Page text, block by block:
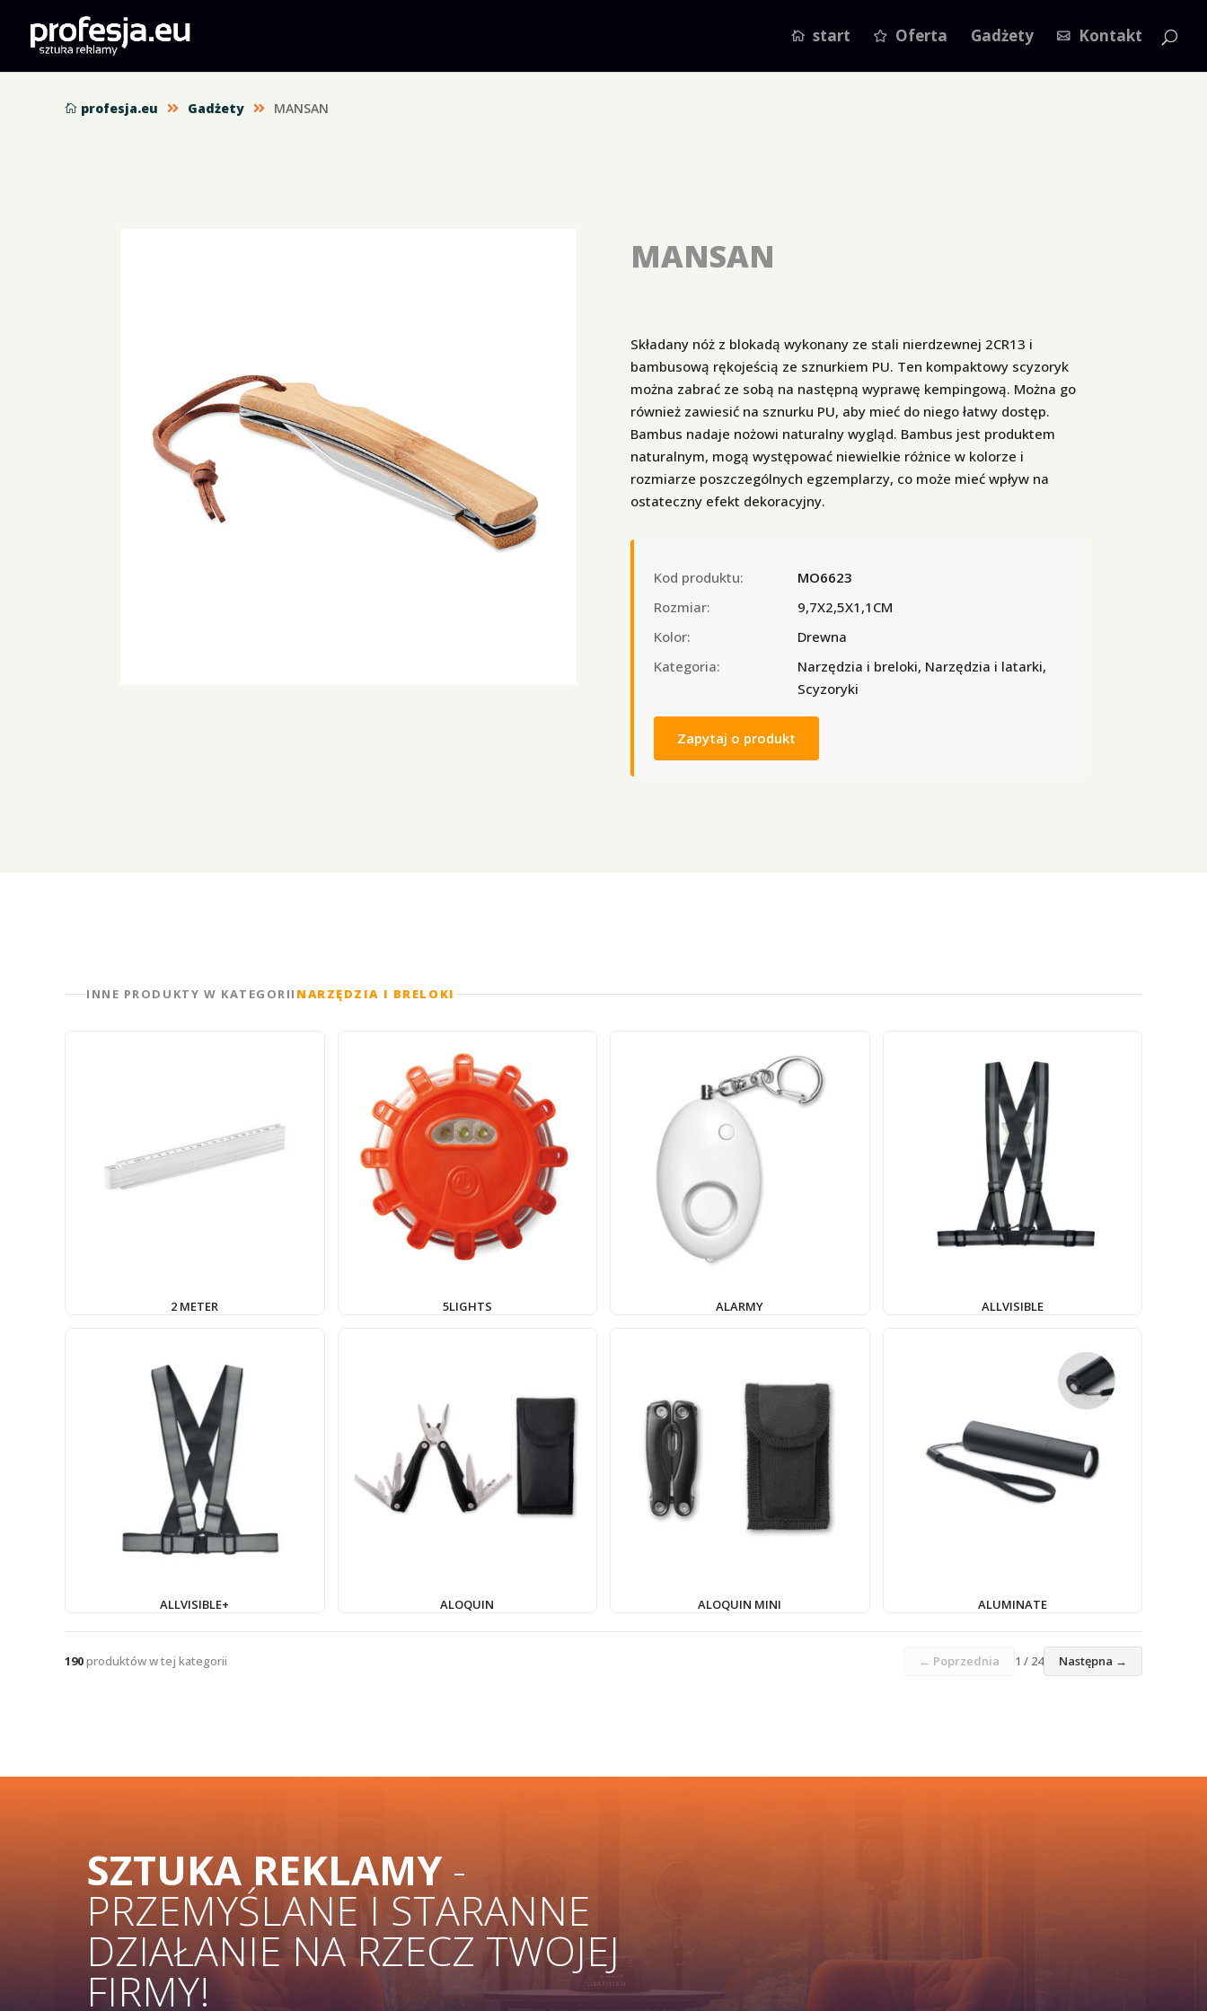
start Oferta Gadżety Kontakt
 profesja.eu  Gadżety  MANSAN
MANSAN
Składany nóż z blokadą wykonany ze stali nierdzewnej 2CR13 i
bambusową rękojeścią ze sznurkiem PU. Ten kompaktowy scyzoryk
można zabrać ze sobą na następną wyprawę kempingową. Można go
również zawiesić na sznurku PU, aby mieć do niego łatwy dostęp.
Bambus nadaje nożowi naturalny wygląd. Bambus jest produktem
naturalnym, mogą występować niewielkie różnice w kolorze i
rozmiarze poszczególnych egzemplarzy, co może mieć wpływ na
ostateczny efekt dekoracyjny.
Kod produktu:
MO6623
Rozmiar:
9,7X2,5X1,1CM
Kolor:
Drewna
Kategoria:
Narzędzia i breloki, Narzędzia i latarki,
Scyzoryki
Zapytaj o produkt
INNE PRODUKTY W KATEGORII NARZĘDZIA I BRELOKI
2 METER 5LIGHTS ALARMY ALLVISIBLE
ALLVISIBLE+ ALOQUIN ALOQUIN MINI ALUMINATE
190produktów w tej kategorii ← Poprzednia 1 / 24 Następna →
SZTUKA REKLAMY-
PRZEMYŚLANE I STARANNE
DZIAŁANIE NA RZECZ TWOJEJ
FIRMY!